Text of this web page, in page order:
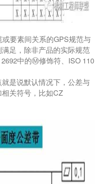
要素间关系的GPS规范与
足，除非产品的实际规范
中的Ⓜ修饰符、ISO 110
是说默认情况下，公差与
关符号，比如CZ